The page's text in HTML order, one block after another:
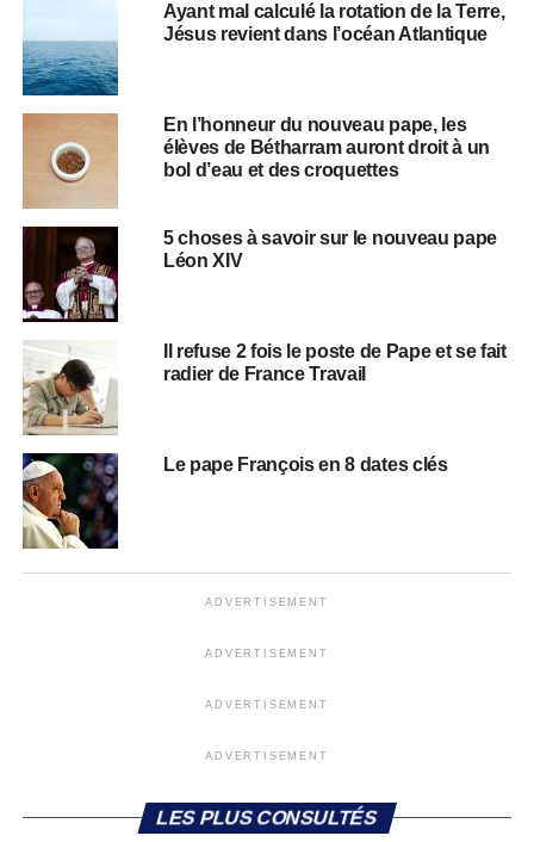
Ayant mal calculé la rotation de la Terre,
Jésus revient dans l’océan Atlantique
En l’honneur du nouveau pape, les
élèves de Bétharram auront droit à un
bol d’eau et des croquettes
5 choses à savoir sur le nouveau pape
Léon XIV
Il refuse 2 fois le poste de Pape et se fait
radier de France Travail
Le pape François en 8 dates clés
ADVERTISEMENT
ADVERTISEMENT
ADVERTISEMENT
ADVERTISEMENT
LES PLUS CONSULTÉS